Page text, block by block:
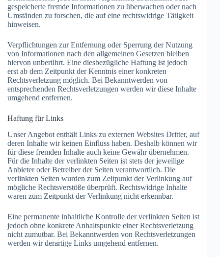
gespeicherte fremde Informationen zu überwachen oder nach
Umständen zu forschen, die auf eine rechtswidrige Tätigkeit
hinweisen.
Verpflichtungen zur Entfernung oder Sperrung der Nutzung
von Informationen nach den allgemeinen Gesetzen bleiben
hiervon unberührt. Eine diesbezügliche Haftung ist jedoch
erst ab dem Zeitpunkt der Kenntnis einer konkreten
Rechtsverletzung möglich. Bei Bekanntwerden von
entsprechenden Rechtsverletzungen werden wir diese Inhalte
umgehend entfernen.
Haftung für Links
Unser Angebot enthält Links zu externen Websites Dritter, auf
deren Inhalte wir keinen Einfluss haben. Deshalb können wir
für diese fremden Inhalte auch keine Gewähr übernehmen.
Für die Inhalte der verlinkten Seiten ist stets der jeweilige
Anbieter oder Betreiber der Seiten verantwortlich. Die
verlinkten Seiten wurden zum Zeitpunkt der Verlinkung auf
mögliche Rechtsverstöße überprüft. Rechtswidrige Inhalte
waren zum Zeitpunkt der Verlinkung nicht erkennbar.
Eine permanente inhaltliche Kontrolle der verlinkten Seiten ist
jedoch ohne konkrete Anhaltspunkte einer Rechtsverletzung
nicht zumutbar. Bei Bekanntwerden von Rechtsverletzungen
werden wir derartige Links umgehend entfernen.